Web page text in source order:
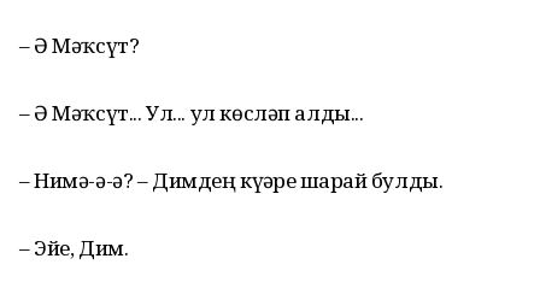
– Ә Мәҡсүт?
– Ә Мәҡсүт... Ул... ул көсләп алды...
– Нимә-ә-ә? – Димдең күҙҙәре шарҙай булды.
– Эйе, Дим.